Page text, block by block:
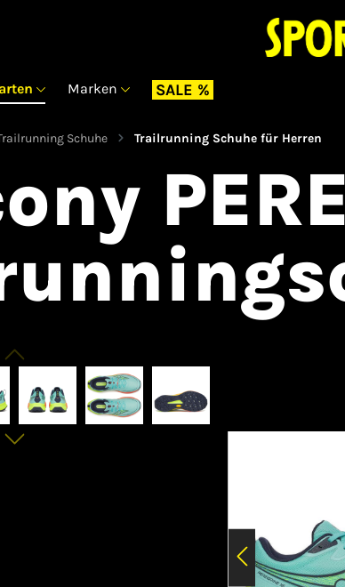
Marken SALE %
Schuhe Trailrunning Schuhe für Herren